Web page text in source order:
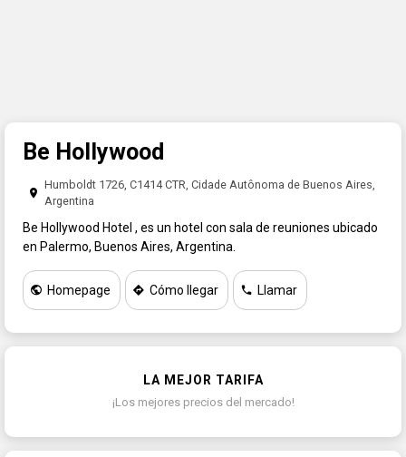
TELEFONE (Código de Pais + Código de Area + Número)
PAIS
PROVINCIA
CONSULTA
Be Hollywood
Humboldt 1726, C1414 CTR, Cidade Autônoma de Buenos Aires,
Argentina
Be Hollywood Hotel , es un hotel con sala de reuniones ubicado
en Palermo, Buenos Aires, Argentina.
Homepage Cómo llegar Llamar
LA MEJOR TARIFA
¡Los mejores precios del mercado!